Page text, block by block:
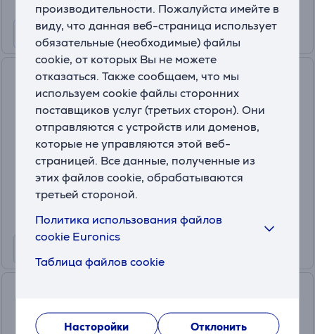
производительности. Пожалуйста имейте в
виду, что данная веб-страница использует
обязательные (необходимые) файлы
cookie, от которых Вы не можете
отказаться. Также сообщаем, что мы
используем cookie файлы сторонних
поставщиков услуг (третьих сторон). Они
отправляются с устройств или доменов,
которые не управляются этой веб-
страницей. Все данные, полученные из
этих файлов cookie, обрабатываются
третьей стороной.
Политика использования файлов
cookie Euronics
Таблица файлов cookie
Насторойки
Отклонить
Xiaomi Projector Multi-angle
Stand, черный - Подставка
для проектора
BHR08JMEU
На складе
Цена:
24 .99 €
PRO300S